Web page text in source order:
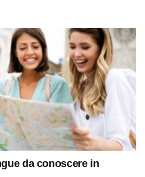
da conoscere in